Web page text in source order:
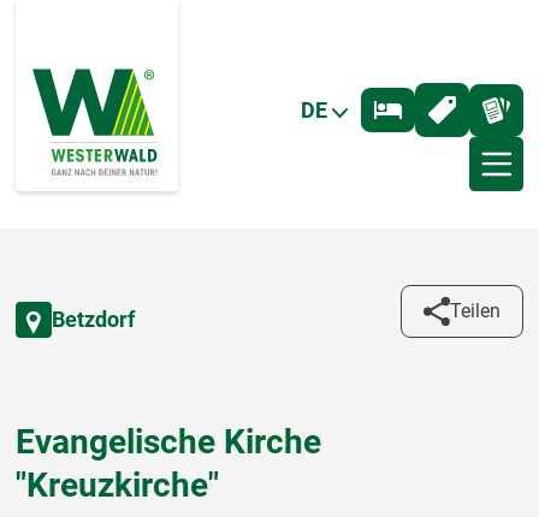
DE
Betzdorf Teilen
Evangelische Kirche
"Kreuzkirche"